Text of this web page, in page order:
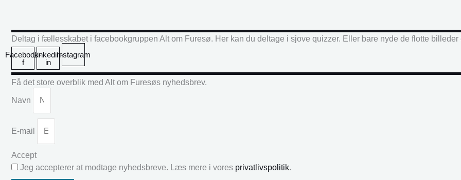
Deltag i fællesskabet i facebookgruppen Alt om Furesø. Her kan du deltage i sjove quizzer. Eller bare nyde de flotte billeder
Facebook-
f
Linkedin-
in
Instagram
Få det store overblik med Alt om Furesøs nyhedsbrev.
Navn
E-mail
Accept
Jeg accepterer at modtage nyhedsbreve. Læs mere i vores privatlivspolitik.